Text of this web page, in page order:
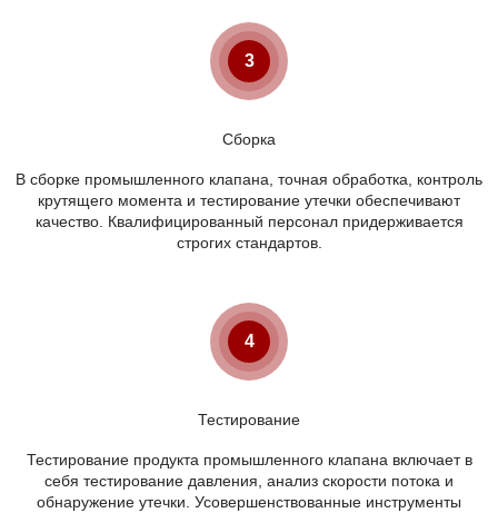
3
Сборка
В сборке промышленного клапана, точная обработка, контроль
крутящего момента и тестирование утечки обеспечивают
качество. Квалифицированный персонал придерживается
строгих стандартов.
4
Тестирование
Тестирование продукта промышленного клапана включает в
себя тестирование давления, анализ скорости потока и
обнаружение утечки. Усовершенствованные инструменты